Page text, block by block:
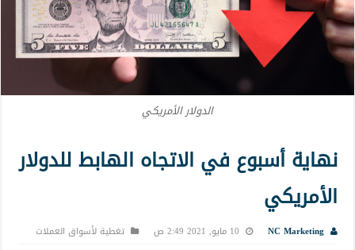
الدولار الأمريكي
نهاية أسبوع في الاتجاه الهابط للدولار
الأمريكي
NC Marketing 10 مايو, 2021 2:49 ص تغطية لأسواق العملات